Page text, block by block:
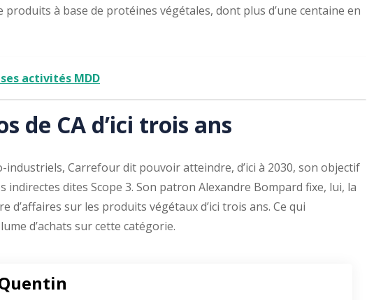
produits à base de protéines végétales, dont plus d’une centaine en
activités MDD
de CA d’ici trois ans
industriels, Carrefour dit pouvoir atteindre, d’ici à 2030, son objectif
indirectes dites Scope 3. Son patron Alexandre Bompard fixe, lui, la
d’affaires sur les produits végétaux d’ici trois ans. Ce qui
d’achats sur cette catégorie.